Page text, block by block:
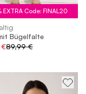
EXTRA Code: FINAL20
Bügelfalte
89,99 €